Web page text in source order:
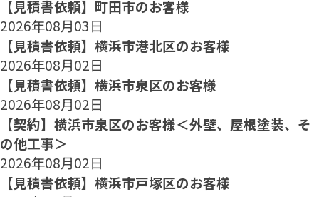
【見積書依頼】町田市のお客様
2026年08月03日
【見積書依頼】横浜市港北区のお客様
2026年08月02日
【見積書依頼】横浜市泉区のお客様
2026年08月02日
【契約】横浜市泉区のお客様＜外壁、屋根塗装、そ
の他工事＞
2026年08月02日
【見積書依頼】横浜市戸塚区のお客様